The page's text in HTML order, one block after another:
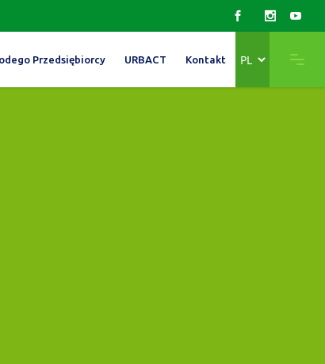
Przedsiębiorcy URBACT Kontakt
język